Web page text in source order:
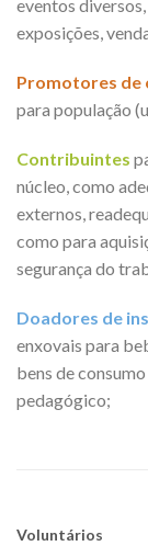
eventos
exposições,
Promotores de
para população
Contribuintes
núcleo, como
externos,
como para
segurança do
Doadores de
enxovais para
bens de
pedagógico;
Voluntários